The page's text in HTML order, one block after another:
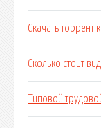
Скачать торрент
Сколько стоит
Типовой